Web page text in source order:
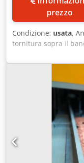
prezzo
Condizione: usata,
tornitura sopra il
sopra il carrello:
Altezza delle punte:
mm Velocità
mandrino: 96 mm
macchina (L x P x
Chjdpfsxwp Ehjx
FORKARDT
500 mm, piastra
digitale su assi X e Z
MULTIFIX con vari
punta centrale,